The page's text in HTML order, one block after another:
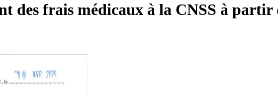
des frais médicaux à la CNSS à partir